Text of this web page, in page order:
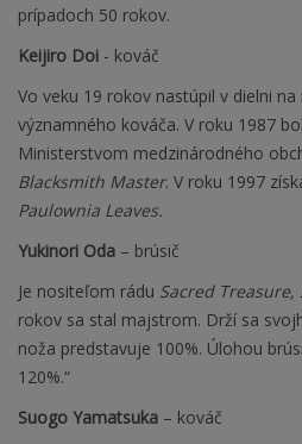
prípadoch 50 rokov.
Keijiro Doi - kováč
Vo veku 19 rokov nastúpil v dielni
významného kováča. V roku 1987
Ministerstvom medzinárodného
Blacksmith Master. V roku 1997
Paulownia Leaves.
Yukinori Oda – brúsič
Je nositeľom rádu Sacred Treasure,
rokov sa stal majstrom. Drží sa
noža predstavuje 100%. Úlohou
120%.“
Suogo Yamatsuka – kováč